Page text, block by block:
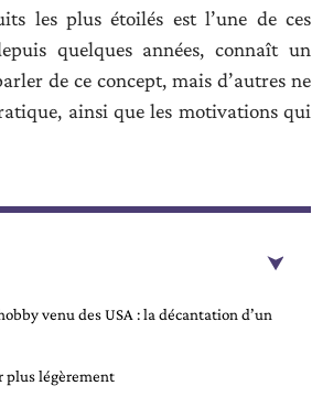
les plus étoilés est l’une de ces
quelques années, connaît un
de ce concept, mais d’autres ne
ainsi que les motivations qui
venu des USA : la décantation d’un
plus légèrement